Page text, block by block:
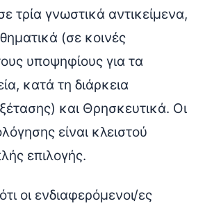
τρία γνωστικά αντικείμενα,
(σε κοινές
υποψηφίους για τα
κατά τη διάρκεια
και Θρησκευτικά. Οι
είναι κλειστού
επιλογής.
οι ενδιαφερόμενοι/ες